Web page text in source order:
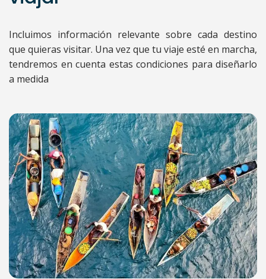
Incluimos información relevante sobre cada destino
que quieras visitar. Una vez que tu viaje esté en marcha,
tendremos en cuenta estas condiciones para diseñarlo
a medida